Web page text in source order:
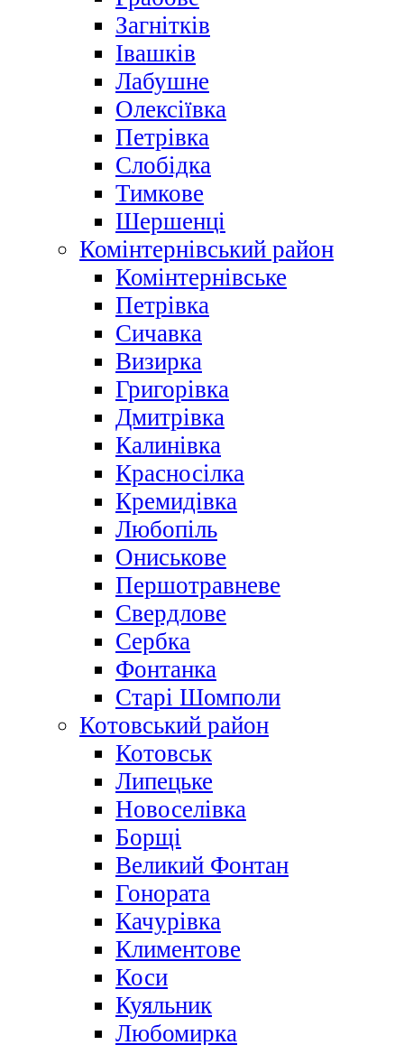
Загнітків
Івашків
Лабушне
Олексіївка
Петрівка
Слобідка
Тимкове
Шершенці
Комінтернівський район
Комінтернівське
Петрівка
Сичавка
Визирка
Григорівка
Дмитрівка
Калинівка
Красносілка
Кремидівка
Любопіль
Ониськове
Першотравневе
Свердлове
Сербка
Фонтанка
Старі Шомполи
Котовський район
Котовськ
Липецьке
Новоселівка
Борщі
Великий Фонтан
Гонората
Качурівка
Климентове
Коси
Куяльник
Любомирка